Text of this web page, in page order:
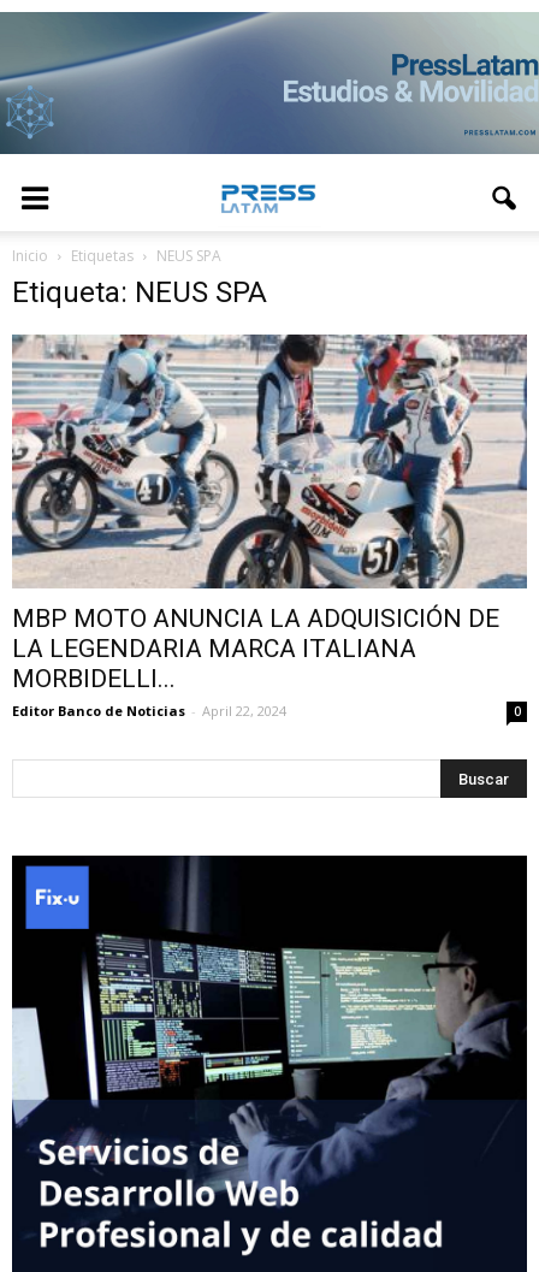
Inicio Etiquetas NEUS SPA
Etiqueta: NEUS SPA
MBP MOTO ANUNCIA LA ADQUISICIÓN DE
LA LEGENDARIA MARCA ITALIANA
MORBIDELLI...
Editor Banco de Noticias - April 22, 2024 0